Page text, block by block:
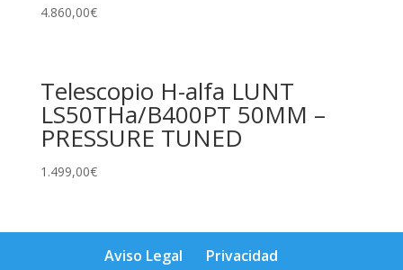
4.860,00€
Telescopio H-alfa LUNT
LS50THa/B400PT 50MM –
PRESSURE TUNED
1.499,00€
Aviso Legal
Privacidad